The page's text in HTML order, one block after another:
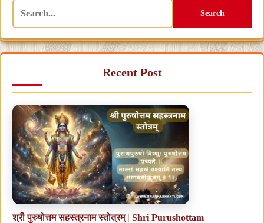
Search
Recent Post
श्री पुरुषोत्तम सहस्त्रनाम स्तोत्रम् | Shri Purushottam